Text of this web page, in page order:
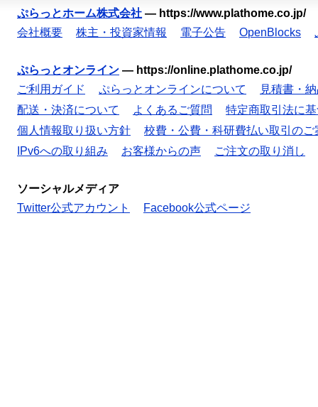
ぷらっとホーム株式会社 — https://www.plathome.co.jp/
会社概要
株主・投資家情報 電子公告 OpenBlocks
ぷらっとオンライン — https://online.plathome.co.jp/
ご利用ガイド
ぷらっとオンラインについて
見積書・
配送・決済について
よくあるご質問
特定商取引法に
個人情報取り扱い方針
校費・公費・科研費払い取引のご
IPv6への取り組み
お客様からの声 ご注文の取り消し
ソーシャルメディア
Twitter公式アカウント
Facebook公式ページ